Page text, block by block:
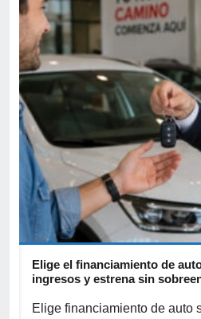
Elige el financiamiento de
ingresos y estrena sin
Elige financiamiento de auto